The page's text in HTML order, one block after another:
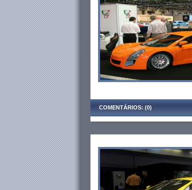
COMENTÁRIOS: (0)